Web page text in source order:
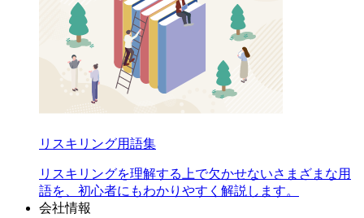
リスキリング用語集
リスキリングを理解する上で欠かせないさまざまな用
語を、初心者にもわかりやすく解説します。
会社情報